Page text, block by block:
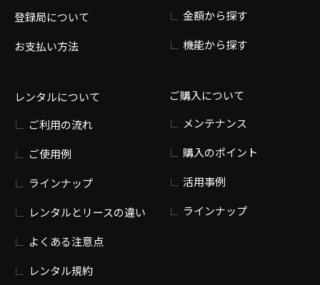
登録局について
お支払い方法
レンタルについて
ご利用の流れ
ご使用例
ラインナップ
レンタルとリースの違い
よくある注意点
レンタル規約
金額から探す
機能から探す
ご購入について
メンテナンス
購入のポイント
活用事例
ラインナップ